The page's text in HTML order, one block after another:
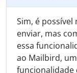
Sim, é
enviar, mas
essa
ao Mailbird,
funcionalidade